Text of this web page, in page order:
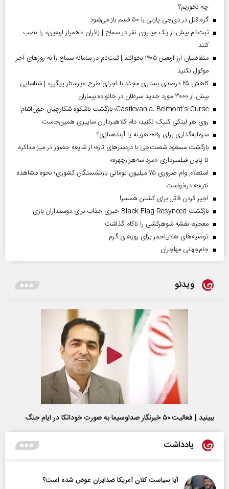
چه نخوریم؟
گره قتل در دی‌جی پارتی با ۵۰ قسم باز می‌شود
ثبت‌نام بیش از یک میلیون نفر در سماح | زائران «همیار اربعین» را نصب
کنند
متقاضیان ارز اربعین ۱۴۰۵ بخوانند | ثبت‌نام در سامانه سماح را به روز‌های آخر
موکول نکنید
کاهش ۲۵ درصدی بستری مجدد با اجرای طرح «پرستار پیگیر» | شناسایی
بیش از ۳۰۰۰ مورد جدید سرطان در خانواده بیماران
Castlevania: Belmont’s Curse؛ بازگشت باشکوه شکارچیان خون‌آشام
روی هر لینکی کلیک نکنید، دام کلاهبرداران سایبری همین‌جاست
سرمایه‌گذاری برای رفاه؛ هزینه یا آینده‌سازی؟
بازگشت مسعود شصت‌چی با دردسر‌های تازه؛ از شایعه حضور در میز مذاکره
تا پایان فیلمبرداری «مرد سه‌هزارچهره»
استعلام وام ضروری ۷۵ میلیون تومانی بازنشستگان کشوری؛ نحوه مشاهده
نتیجه درخواست
اجیر کردن قاتل برای کشتن همسر!
بازگشت Black Flag Resynced خبری جذاب برای دوستداران بازی
معجزه، نقشه شوهرکشی را ناکام گذاشت
توصیه‌های هلال‌احمر برای روز‌های گرم
جام‌جهانی مهاجران
ویدئو
ببینید | فعالیت ۵۰ خبرنگار صداوسیما به صورت خوداتکا در ایام جنگ
یادداشت
آیا سیاست کلان آمریکا ضدایران عوض شده است؟